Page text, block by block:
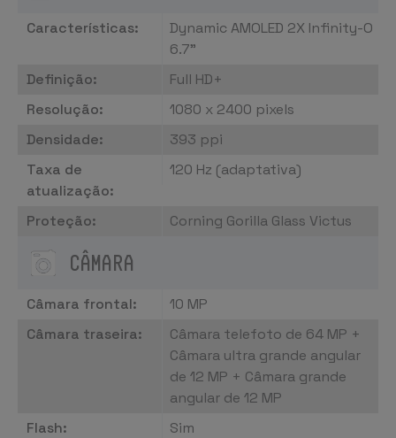
Características:
Dynamic AMOLED 2X Infinity-O
6.7"
Definição:
Full HD+
Resolução:
1080 x 2400 pixels
Densidade:
393 ppi
Taxa de
atualização:
120 Hz (adaptativa)
Proteção: Corning Gorilla Glass Victus
CÂMARA
Câmara frontal:
10 MP
Câmara traseira:
Câmara telefoto de 64 MP +
Câmara ultra grande angular
de 12 MP + Câmara grande
angular de 12 MP
Flash: Sim